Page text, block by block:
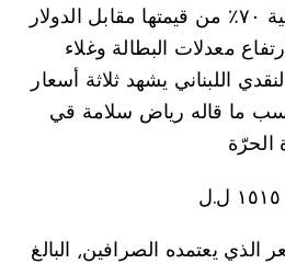
فقد فقدت الليرة اللبنانية ٧٠٪ من قيمتها مقابل الدولار
معدلات البطالة وغلاء
اللبناني يشهد ثلاثة أسعار
ما قاله رياض سلامة قي
الحرّة
يعتمده الصرافين⸲ البالغ